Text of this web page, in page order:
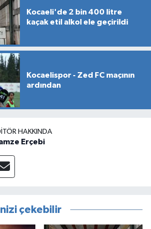
Kocaeli'de 2 bin 400 litre
kaçak etil alkol ele geçirildi
Kocaelispor - Zed FC maçının
ardından
HAKKINDA
Erçebi
çekebilir